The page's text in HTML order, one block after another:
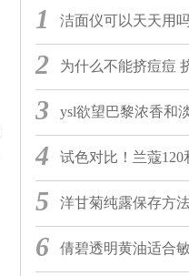
1 洁面仪可以天天用
2 为什么不能挤痘痘
3 ysl欲望巴黎浓香和
巴黎什么区别
4 试色对比！兰蔻120
5 洋甘菊纯露保存方
价格多少
6 倩碧透明黄油适合